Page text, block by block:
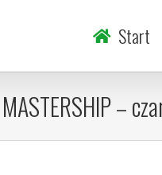
Start
–